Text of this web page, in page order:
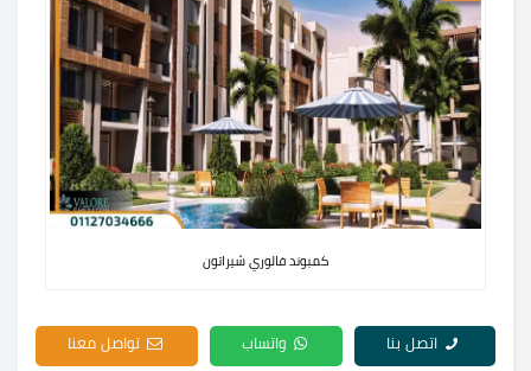
كمبوند فالوري شيراتون
اتصل بنا واتساب تواصل معنا